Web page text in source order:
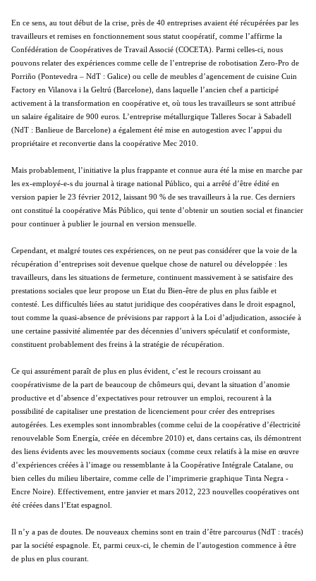
En ce sens, au tout début de la crise, près de 40 entreprises avaient été récupérées par les
travailleurs et remises en fonctionnement sous statut coopératif, comme l’affirme la
Confédération de Coopératives de Travail Associé (COCETA). Parmi celles-ci, nous
pouvons relater des expériences comme celle de l’entreprise de robotisation Zero-Pro de
Porriño (Pontevedra – NdT : Galice) ou celle de meubles d’agencement de cuisine Cuin
Factory en Vilanova i la Geltrú (Barcelone), dans laquelle l’ancien chef a participé
activement à la transformation en coopérative et, où tous les travailleurs se sont attribué
un salaire égalitaire de 900 euros. L’entreprise métallurgique Talleres Socar à Sabadell
(NdT : Banlieue de Barcelone) a également été mise en autogestion avec l’appui du
propriétaire et reconvertie dans la coopérative Mec 2010.
Mais probablement, l’initiative la plus frappante et connue aura été la mise en marche par
les ex-employé-e-s du journal à tirage national Público, qui a arrêté d’être édité en
version papier le 23 février 2012, laissant 90 % de ses travailleurs à la rue. Ces derniers
ont constitué la coopérative Más Público, qui tente d’obtenir un soutien social et financier
pour continuer à publier le journal en version mensuelle.
Cependant, et malgré toutes ces expériences, on ne peut pas considérer que la voie de la
récupération d’entreprises soit devenue quelque chose de naturel ou développée : les
travailleurs, dans les situations de fermeture, continuent massivement à se satisfaire des
prestations sociales que leur propose un Etat du Bien-être de plus en plus faible et
contesté. Les difficultés liées au statut juridique des coopératives dans le droit espagnol,
tout comme la quasi-absence de prévisions par rapport à la Loi d’adjudication, associée à
une certaine passivité alimentée par des décennies d’univers spéculatif et conformiste,
constituent probablement des freins à la stratégie de récupération.
Ce qui assurément paraît de plus en plus évident, c’est le recours croissant au
coopérativisme de la part de beaucoup de chômeurs qui, devant la situation d’anomie
productive et d’absence d’expectatives pour retrouver un emploi, recourent à la
possibilité de capitaliser une prestation de licenciement pour créer des entreprises
autogérées. Les exemples sont innombrables (comme celui de la coopérative d’électricité
renouvelable Som Energía, créée en décembre 2010) et, dans certains cas, ils démontrent
des liens évidents avec les mouvements sociaux (comme ceux relatifs à la mise en œuvre
d’expériences créées à l’image ou ressemblante à la Coopérative Intégrale Catalane, ou
bien celles du milieu libertaire, comme celle de l’imprimerie graphique Tinta Negra -
Encre Noire). Effectivement, entre janvier et mars 2012, 223 nouvelles coopératives ont
été créées dans l’Etat espagnol.
Il n’y a pas de doutes. De nouveaux chemins sont en train d’être parcourus (NdT : tracés)
par la société espagnole. Et, parmi ceux-ci, le chemin de l’autogestion commence à être
de plus en plus courant.